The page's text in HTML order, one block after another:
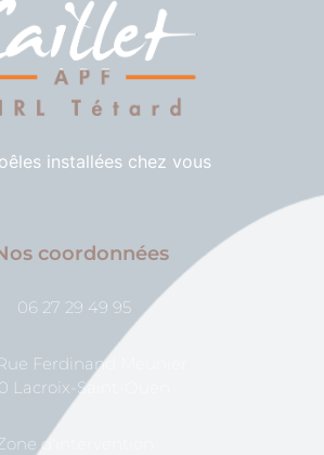
installées chez vous
coordonnées
06 27 29 49 95
Rue Ferdinand Meunier
Lacroix-Saint-Ouen
d'intervention